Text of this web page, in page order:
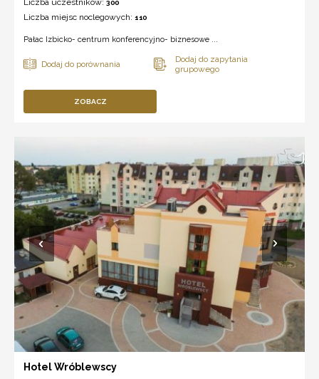
Liczba uczestników: 300
Liczba miejsc noclegowych: 110
Pałac Izbicko- centrum konferencyjno- biznesowe ...
ZOBACZ
Hotel Wróblewscy